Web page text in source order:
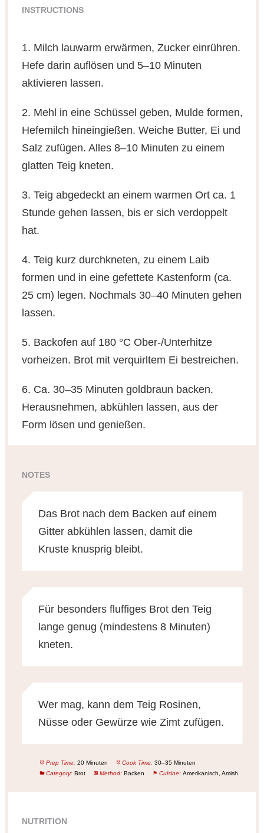
INSTRUCTIONS
1. Milch lauwarm erwärmen, Zucker einrühren.
Hefe darin auflösen und 5–10 Minuten
aktivieren lassen.
2. Mehl in eine Schüssel geben, Mulde formen,
Hefemilch hineingießen. Weiche Butter, Ei und
Salz zufügen. Alles 8–10 Minuten zu einem
glatten Teig kneten.
3. Teig abgedeckt an einem warmen Ort ca. 1
Stunde gehen lassen, bis er sich verdoppelt
hat.
4. Teig kurz durchkneten, zu einem Laib
formen und in eine gefettete Kastenform (ca.
25 cm) legen. Nochmals 30–40 Minuten gehen
lassen.
5. Backofen auf 180 °C Ober-/Unterhitze
vorheizen. Brot mit verquirltem Ei bestreichen.
6. Ca. 30–35 Minuten goldbraun backen.
Herausnehmen, abkühlen lassen, aus der
Form lösen und genießen.
NOTES
Das Brot nach dem Backen auf einem
Gitter abkühlen lassen, damit die
Kruste knusprig bleibt.
Für besonders fluffiges Brot den Teig
lange genug (mindestens 8 Minuten)
kneten.
Wer mag, kann dem Teig Rosinen,
Nüsse oder Gewürze wie Zimt zufügen.
Prep Time: 20 Minuten Cook Time: 30–35 Minuten
Category: Brot Method: Backen Cuisine: Amerikanisch, Amish
NUTRITION